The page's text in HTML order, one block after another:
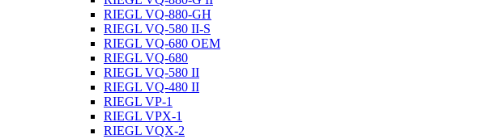
RIEGL VQ-880-GH
RIEGL VQ-580 II-S
RIEGL VQ-680 OEM
RIEGL VQ-680
RIEGL VQ-580 II
RIEGL VQ-480 II
RIEGL VP-1
RIEGL VPX-1
RIEGL VQX-2